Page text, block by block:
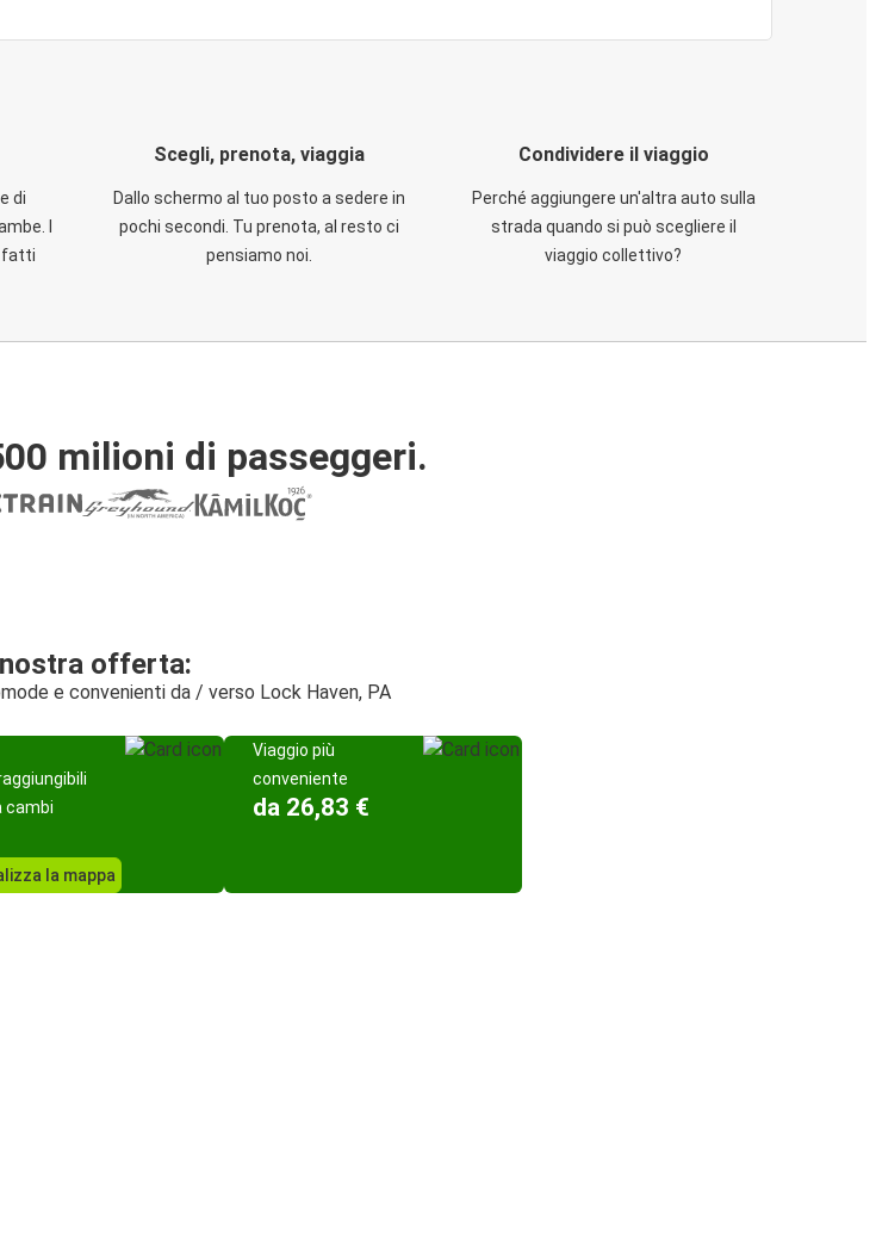
di
I
fatti
Scegli, prenota, viaggia
Dallo schermo al tuo posto a sedere in
pochi secondi. Tu prenota, al resto ci
pensiamo noi.
Condividere il viaggio
Perché aggiungere un'altra auto sulla
strada quando si può scegliere il
viaggio collettivo?
milioni di passeggeri.
offerta:
e convenienti da / verso Lock Haven, PA
cambi
la mappa
Viaggio più
conveniente
da 26,83 €